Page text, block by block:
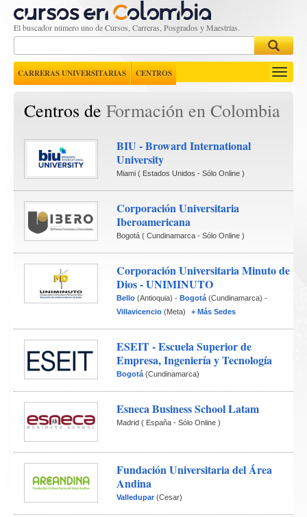
El buscador número uno de Cursos, Carreras, Posgrados y Maestrías.
Toggle
CARRERAS UNIVERSITARIAS CENTROS
Centros de Formación en Colombia
BIU - Broward International
University
Miami ( Estados Unidos - Sólo Online )
Corporación Universitaria
Iberoamericana
Bogotá (Cundinamarca - Sólo Online )
Corporación Universitaria Minuto de
Dios - UNIMINUTO
Bello (Antioquia) -Bogotá (Cundinamarca) -
Villavicencio (Meta) + Más Sedes
ESEIT - Escuela Superior de
Empresa, Ingeniería y Tecnología
Bogotá (Cundinamarca)
Esneca Business School Latam
Madrid ( España - Sólo Online )
Fundación Universitaria del Área
Andina
Valledupar (Cesar)